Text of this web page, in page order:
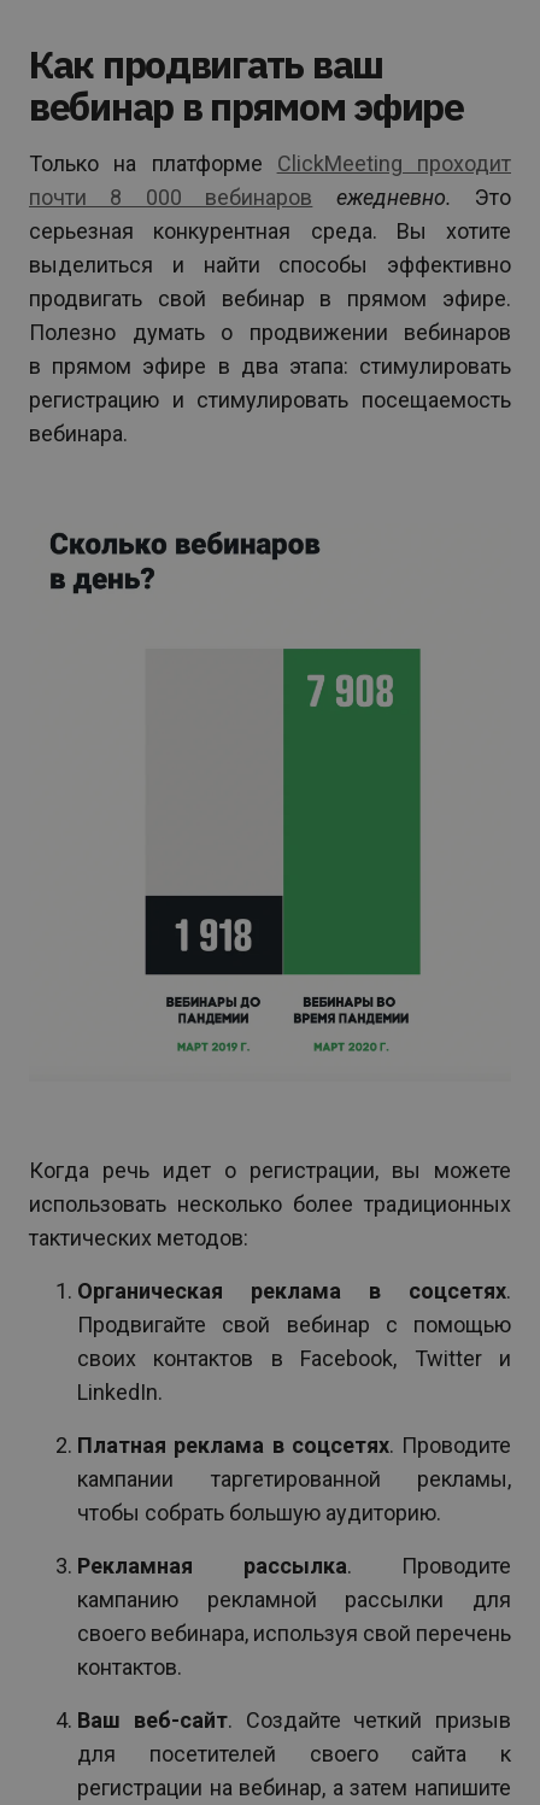
Как продвигать ваш
вебинар в прямом эфире
Только на платформе ClickMeeting проходит
почти 8 000 вебинаров
ежедневно. Это
серьезная конкурентная среда. Вы хотите
выделиться и найти способы эффективно
продвигать свой вебинар в прямом эфире.
Полезно думать о продвижении вебинаров
в прямом эфире в два этапа: стимулировать
регистрацию и стимулировать посещаемость
вебинара.
Когда речь идет о регистрации, вы можете
использовать несколько более традиционных
тактических методов:
Органическая реклама в соцсетях.
Продвигайте свой вебинар с помощью
своих контактов в Facebook, Twitter и
LinkedIn.
Платная реклама в соцсетях. Проводите
кампании таргетированной рекламы,
чтобы собрать большую аудиторию.
Рекламная рассылка. Проводите
кампанию рекламной рассылки для
своего вебинара, используя свой перечень
контактов.
Ваш веб-сайт. Создайте четкий призыв
для посетителей своего сайта к
регистрации на вебинар, а затем напишите